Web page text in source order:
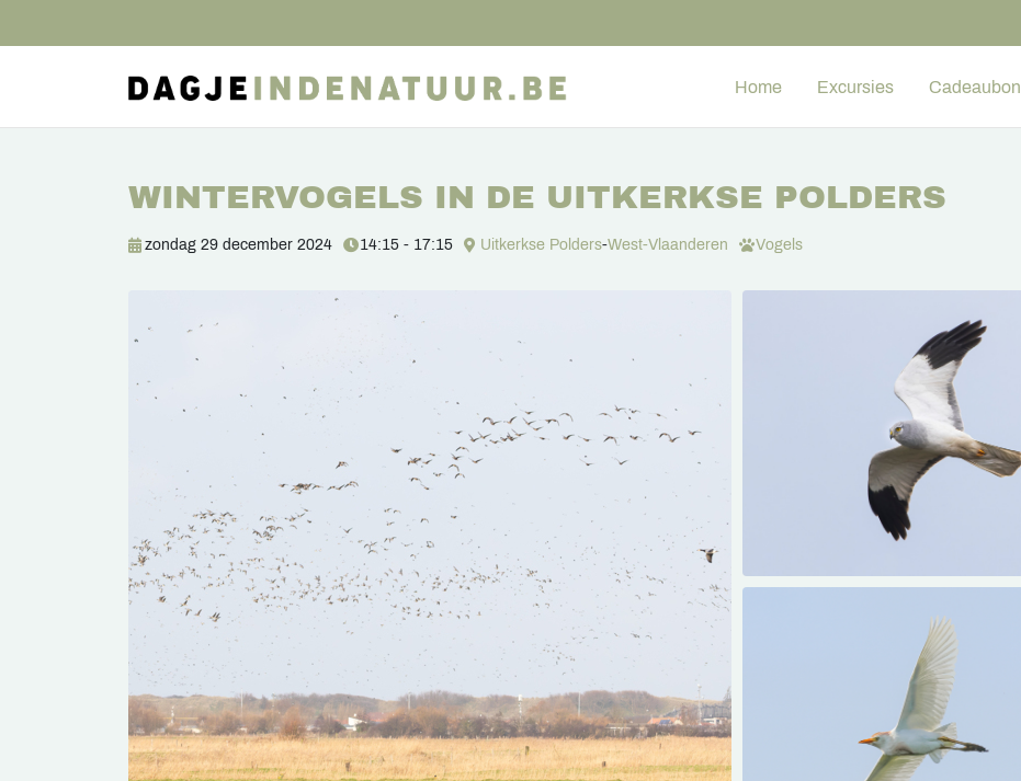
Home Excursies Cadeaubon
WINTERVOGELS IN DE UITKERKSE POLDERS
zondag 29 december 2024 14:15 - 17:15 Uitkerkse Polders-West-Vlaanderen Vogels